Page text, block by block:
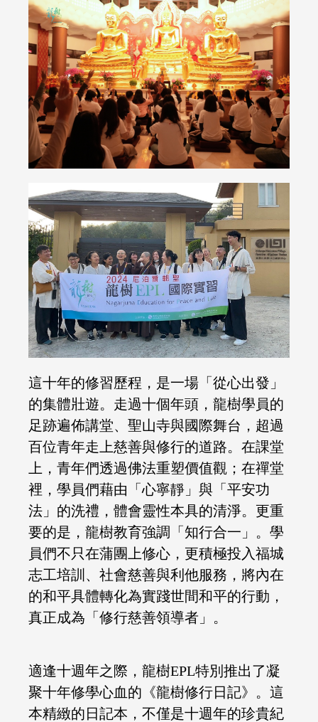
這十年的修習歷程，是一場「從心出發」
的集體壯遊。走過十個年頭，龍樹學員的
足跡遍佈講堂、聖山寺與國際舞台，超過
百位青年走上慈善與修行的道路。在課堂
上，青年們透過佛法重塑價值觀；在禪堂
裡，學員們藉由「心寧靜」與「平安功
法」的洗禮，體會靈性本具的清淨。更重
要的是，龍樹教育強調「知行合一」。學
員們不只在蒲團上修心，更積極投入福城
志工培訓、社會慈善與利他服務，將內在
的和平具體轉化為實踐世間和平的行動，
真正成為「修行慈善領導者」。
適逢十週年之際，龍樹EPL特別推出了凝
聚十年修學心血的《龍樹修行日記》。這
本精緻的日記本，不僅是十週年的珍貴紀